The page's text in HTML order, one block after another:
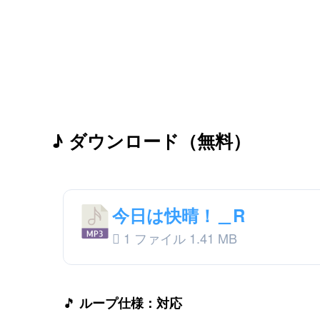
♪ ダウンロード（無料）
今日は快晴！＿R
1 ファイル 1.41 MB
🎵 ループ仕様：対応